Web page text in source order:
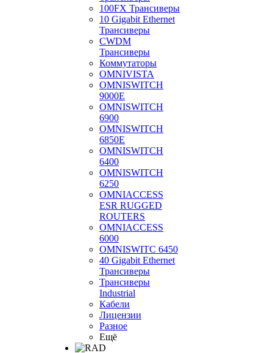
100FX Трансиверы
10 Gigabit Ethernet
Трансиверы
CWDM
Трансиверы
Коммутаторы
OMNIVISTA
OMNISWITCH
9000E
OMNISWITCH
6900
OMNISWITCH
6850E
OMNISWITCH
6400
OMNISWITCH
6250
OMNIACCESS
ESR RUGGED
ROUTERS
OMNIACCESS
6000
OMNISWITC 6450
40 Gigabit Ethernet
Трансиверы
Трансиверы
Industrial
Кабели
Лицензии
Разное
Ещё